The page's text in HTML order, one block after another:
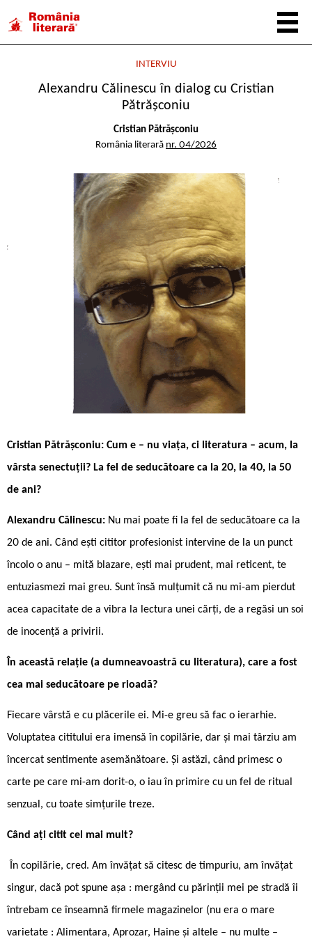
INTERVIU
Alexandru Călinescu în dialog cu Cristian
Pătrășconiu
Cristian Pătrășconiu
România literară nr. 04/2026
Cristian Pătrășconiu: Cum e – nu viața, ci literatura – acum, la
vârsta senectuții? La fel de seducătoare ca la 20, la 40, la 50
de ani?
Alexandru Călinescu: Nu mai poate fi la fel de seducătoare ca la
20 de ani. Când ești cititor profesionist intervine de la un punct
încolo o anu – mită blazare, ești mai prudent, mai reticent, te
entuziasmezi mai greu. Sunt însă mulțumit că nu mi-am pierdut
acea capacitate de a vibra la lectura unei cărți, de a regăsi un soi
de inocență a privirii.
În această relație (a dumneavoastră cu literatura), care a fost
cea mai seducătoare pe rioadă?
Fiecare vârstă e cu plăcerile ei. Mi-e greu să fac o ierarhie.
Voluptatea cititului era imensă în copilărie, dar și mai târziu am
încercat sentimente asemănătoare. Și astăzi, când primesc o
carte pe care mi-am dorit-o, o iau în primire cu un fel de ritual
senzual, cu toate simțurile treze.
Când ați citit cel mai mult?
În copilărie, cred. Am învățat să citesc de timpuriu, am învățat
singur, dacă pot spune așa : mergând cu părinții mei pe stradă îi
întrebam ce înseamnă firmele magazinelor (nu era o mare
varietate : Alimentara, Aprozar, Haine și altele – nu multe –